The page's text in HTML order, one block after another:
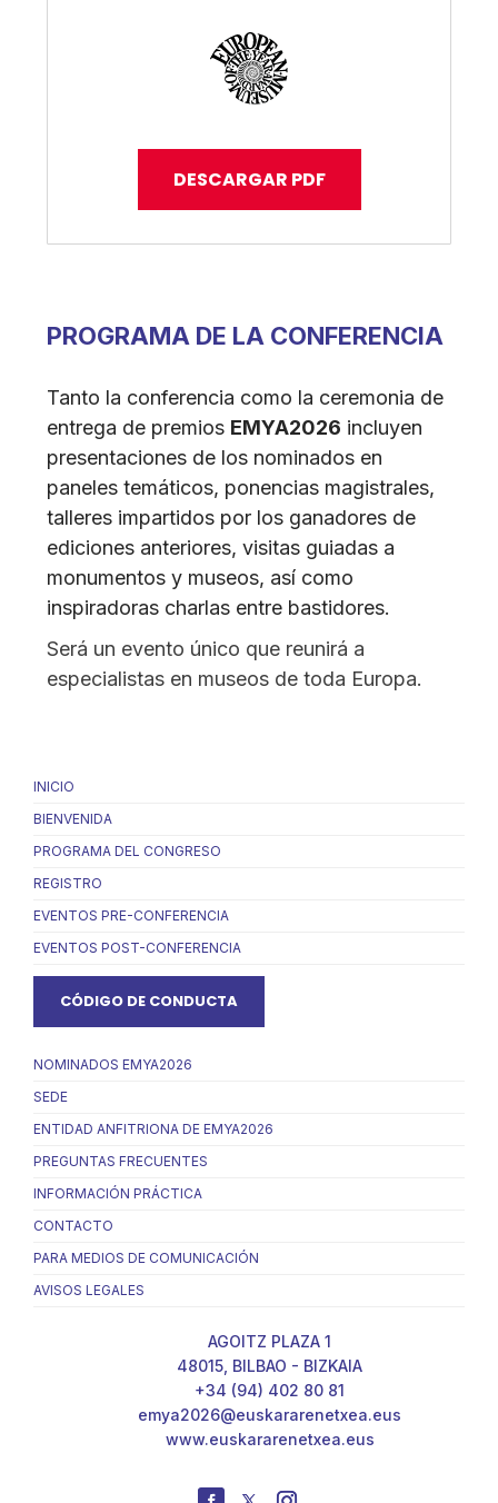
DESCARGAR PDF
PROGRAMA DE LA CONFERENCIA
Tanto la conferencia como la ceremonia de
entrega de premios EMYA2026 incluyen
presentaciones de los nominados en
paneles temáticos, ponencias magistrales,
talleres impartidos por los ganadores de
ediciones anteriores, visitas guiadas a
monumentos y museos, así como
inspiradoras charlas entre bastidores.
Será un evento único que reunirá a
especialistas en museos de toda Europa.
INICIO
BIENVENIDA
PROGRAMA DEL CONGRESO
REGISTRO
EVENTOS PRE-CONFERENCIA
EVENTOS POST-CONFERENCIA
CÓDIGO DE CONDUCTA
NOMINADOS EMYA2026
SEDE
ENTIDAD ANFITRIONA DE EMYA2026
PREGUNTAS FRECUENTES
INFORMACIÓN PRÁCTICA
CONTACTO
PARA MEDIOS DE COMUNICACIÓN
AVISOS LEGALES
AGOITZ PLAZA 1
48015, BILBAO - BIZKAIA
+34 (94) 402 80 81
emya2026@euskararenetxea.eus
www.euskararenetxea.eus